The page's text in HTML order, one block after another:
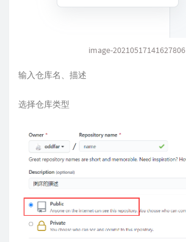
image-20210517141627806
输入仓库名、描述
选择仓库类型